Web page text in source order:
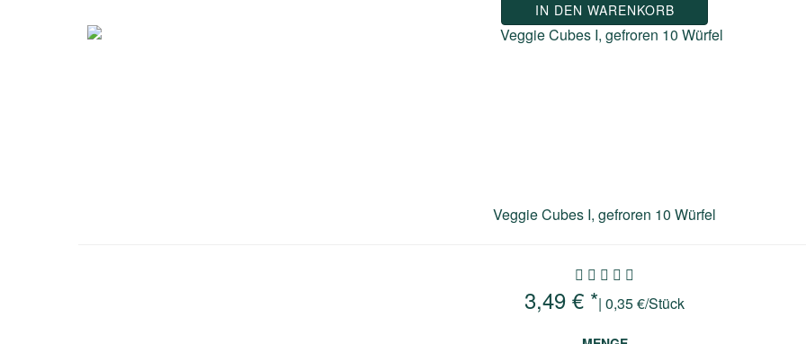
IN DEN WARENKORB
Veggie Cubes I, gefroren 10 Würfel
3,49 € *| 0,35 €/Stück